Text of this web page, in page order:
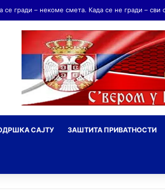
Мрњавчевић – заборављени брат
САЈТУ ЗАШТИТА ПРИВАТНОСТИ